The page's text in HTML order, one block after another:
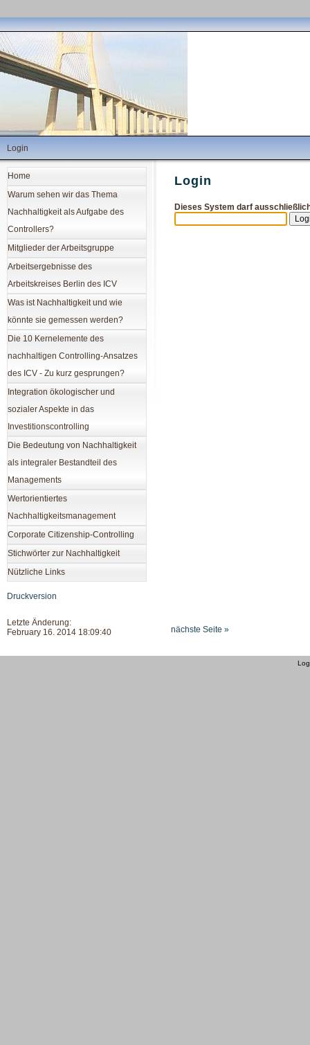
Login
Home
Warum sehen wir das Thema
Nachhaltigkeit als Aufgabe des
Controllers?
Mitglieder der Arbeitsgruppe
Arbeitsergebnisse des
Arbeitskreises Berlin des ICV
Was ist Nachhaltigkeit und wie
könnte sie gemessen werden?
Die 10 Kernelemente des
nachhaltigen Controlling-Ansatzes
des ICV - Zu kurz gesprungen?
Integration ökologischer und
sozialer Aspekte in das
Investitionscontrolling
Die Bedeutung von Nachhaltigkeit
als integraler Bestandteil des
Managements
Wertorientiertes
Nachhaltigkeitsmanagement
Corporate Citizenship-Controlling
Stichwörter zur Nachhaltigkeit
Nützliche Links
Druckversion
Login
Dieses System darf
Letzte Änderung:
February 16. 2014 18:09:40
nächste Seite »